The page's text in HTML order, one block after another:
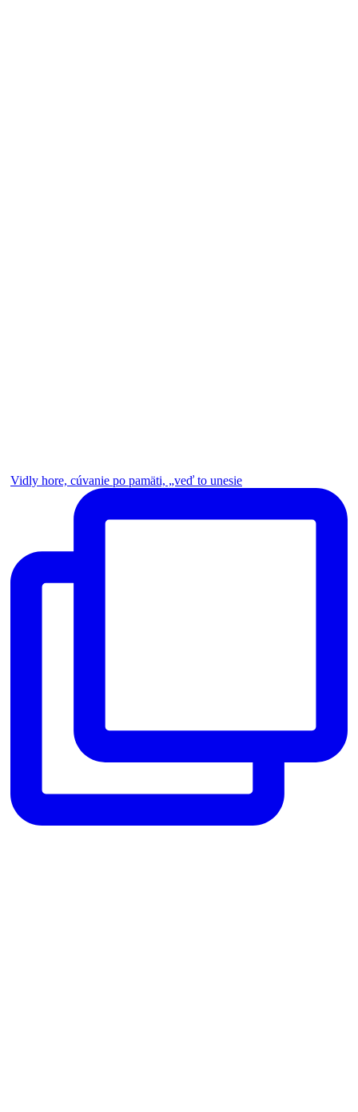
Vidly hore, cúvanie po pamäti, „veď to unesie